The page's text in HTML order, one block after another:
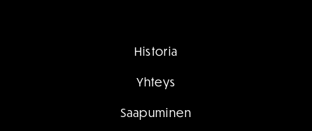
Historia
Yhteys
Saapuminen